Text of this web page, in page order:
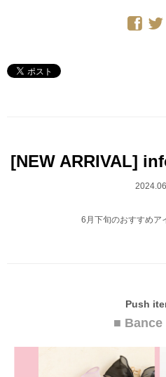
[NEW ARRIVAL]
6月下旬のおすすめア
Push
■ Bance